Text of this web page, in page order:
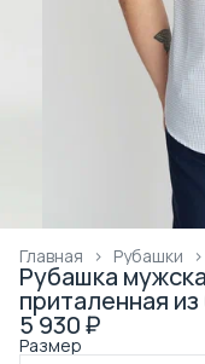
Рубашки ›
Главная ›
Рубашка
приталенная
5 930 ₽
Размер